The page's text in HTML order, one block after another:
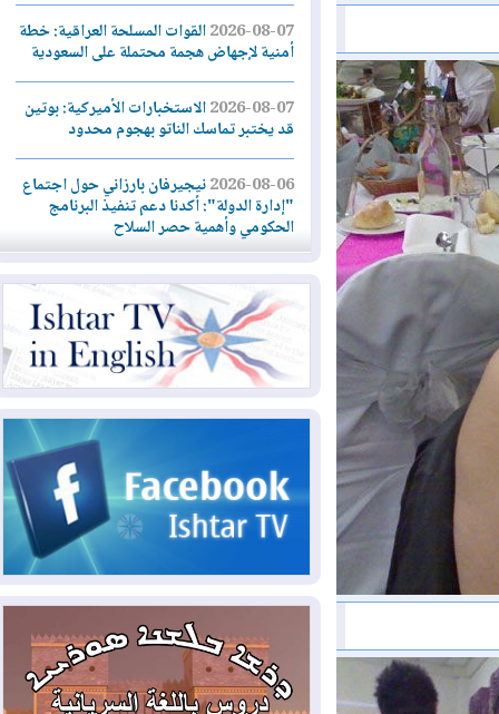
2026-08-07القوات المسلحة العراقية: خطة
أمنية لإجهاض هجمة محتملة على السعودية
2026-08-07الاستخبارات الأميركية: بوتين
قد يختبر تماسك الناتو بهجوم محدود
2026-08-06نيجيرفان بارزاني حول اجتماع
"إدارة الدولة": أكدنا دعم تنفيذ البرنامج
الحكومي وأهمية حصر السلاح
2026-08-06ائتلاف ادارة الدولة: من
يقومون بسلوك يهدد امن البلاد خارجون عن
القانون يجب محاربتهم
2026-08-06بعد هجومين قرب باب المندب..
الأحمر
2026-08-06مئات القاصرين بلا مأوى.. أزمة
سبتة تتصاعد وتضغط على مدريد
لمدة عام.. بدء توريد 100
مليون قدم مكعب يومياً من غاز كورمور في
إقليم كوردستان إلى وزارة الكهرباء العراقية
2026-08-05
15كارثة بيئية ومناخية ترسم
ملامح أخطر التحديات التي تواجه العراق
اليوم